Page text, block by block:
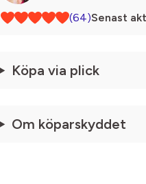
(64)Senast
Köpa via plick
Om köparskyddet